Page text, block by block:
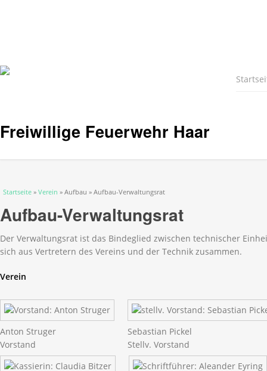
Freiwillige Feuerwehr Haar
Sie sind hier
Startseite » Verein » Aufbau » Aufbau-Verwaltungsrat
Aufbau-Verwaltungsrat
Der Verwaltungsrat ist das Bindeglied zwischen technischer
sich aus Vertretern des Vereins und der Technik zusammen.
Verein
Anton Struger
Vorstand
Sebastian Pickel
Stellv. Vorstand